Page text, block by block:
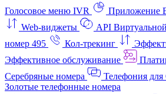
Голосовое меню IVR
Приложение
Web-виджеты
API
номер 495
Кол-трекинг
Эффективное обслуживание
Серебряные номера
Телефония для
Золотые телефонные номера